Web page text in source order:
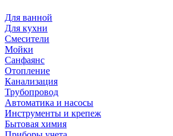
Для ванной
Для кухни
Смесители
Мойки
Санфаянс
Отопление
Канализация
Трубопровод
Автоматика и насосы
Инструменты и крепеж
Бытовая химия